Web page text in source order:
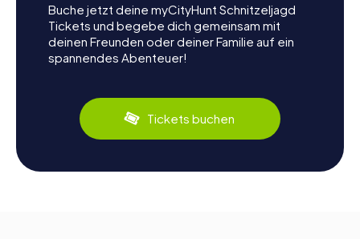
Buche jetzt deine myCityHunt Schnitzeljagd
Tickets und begebe dich gemeinsam mit
deinen Freunden oder deiner Familie auf ein
spannendes Abenteuer!
Tickets buchen